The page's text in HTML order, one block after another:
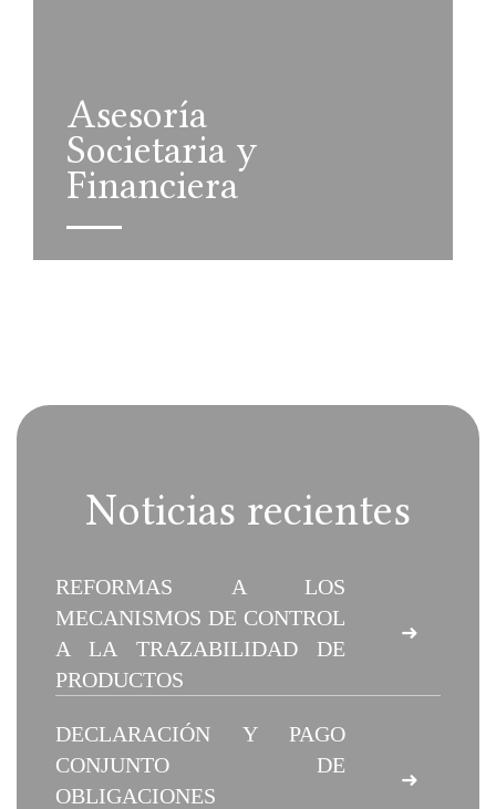
Asesoría
Societaria y
Financiera
Noticias recientes
REFORMAS A LOS
MECANISMOS DE CONTROL
A LA TRAZABILIDAD DE
PRODUCTOS
➜
DECLARACIÓN Y PAGO
CONJUNTO DE
OBLIGACIONES
➜